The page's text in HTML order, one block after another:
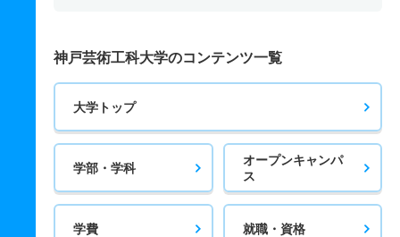
神戸芸術工科大学のコンテンツ一覧
大学トップ
学部・学科
オープンキャンパ
ス
学費 就職・資格